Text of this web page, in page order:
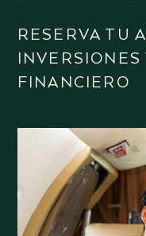
RESERVA TU
FINANCIERO